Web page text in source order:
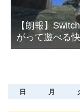
【朗報】
がって遊べる
日 月